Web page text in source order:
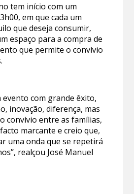
tem início com um
em que cada um
que deseja consumir,
espaço para a compra de
que permite o convívio
evento com grande êxito,
inovação, diferença, mas
convívio entre as famílias,
marcante e creio que,
uma onda que se repetirá
realçou José Manuel